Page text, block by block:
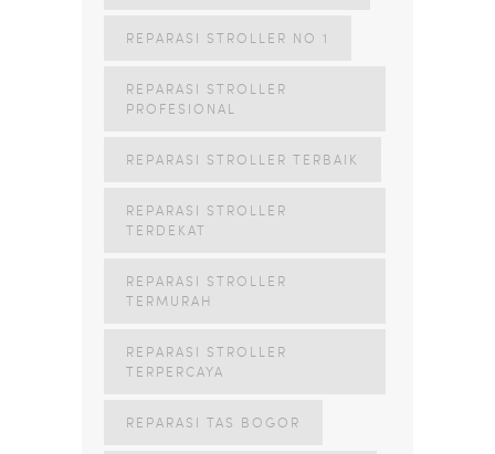
REPARASI STROLLER NO 1
REPARASI STROLLER
PROFESIONAL
REPARASI STROLLER TERBAIK
REPARASI STROLLER
TERDEKAT
REPARASI STROLLER
TERMURAH
REPARASI STROLLER
TERPERCAYA
REPARASI TAS BOGOR